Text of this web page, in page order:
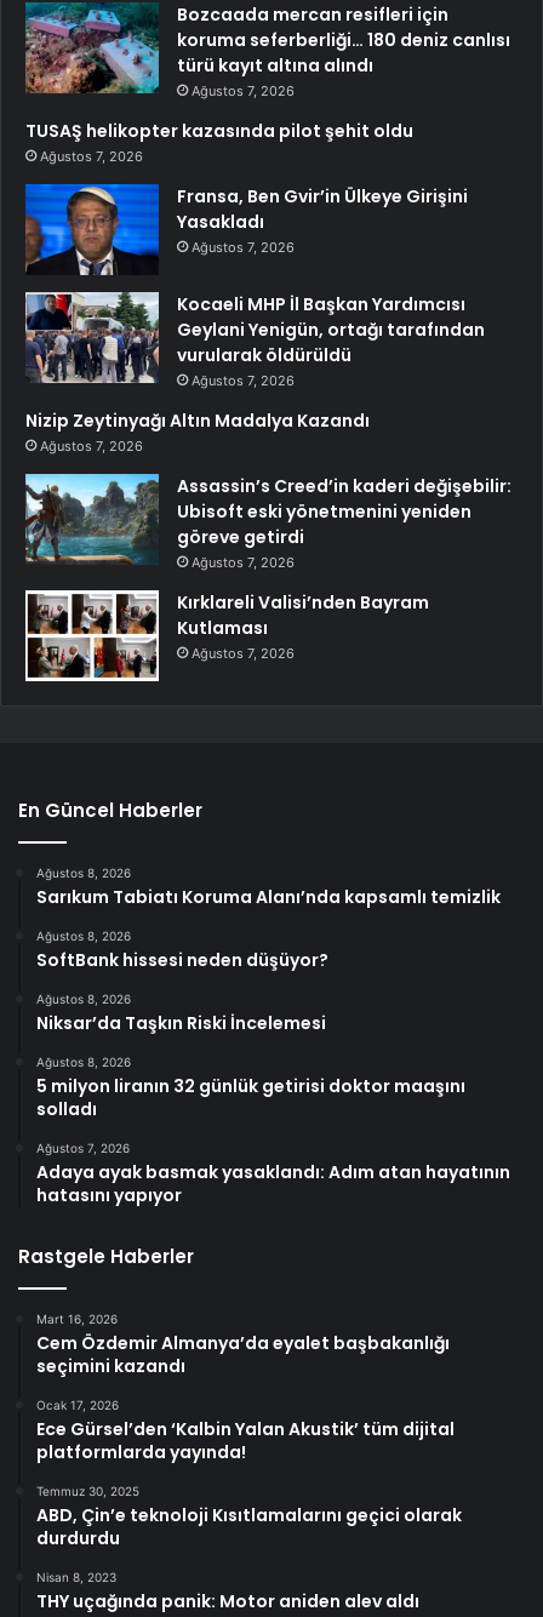
Bozcaada mercan resifleri için
koruma seferberliği… 180 deniz canlısı
türü kayıt altına alındı
Ağustos 7, 2026
TUSAŞ helikopter kazasında pilot şehit oldu
Ağustos 7, 2026
Fransa, Ben Gvir’in Ülkeye Girişini
Yasakladı
Ağustos 7, 2026
Kocaeli MHP İl Başkan Yardımcısı
Geylani Yenigün, ortağı tarafından
vurularak öldürüldü
Ağustos 7, 2026
Nizip Zeytinyağı Altın Madalya Kazandı
Ağustos 7, 2026
Assassin’s Creed’in kaderi değişebilir:
Ubisoft eski yönetmenini yeniden
göreve getirdi
Ağustos 7, 2026
Kırklareli Valisi’nden Bayram
Kutlaması
Ağustos 7, 2026
En Güncel Haberler
Ağustos 8, 2026
Sarıkum Tabiatı Koruma Alanı’nda kapsamlı temizlik
Ağustos 8, 2026
SoftBank hissesi neden düşüyor?
Ağustos 8, 2026
Niksar’da Taşkın Riski İncelemesi
Ağustos 8, 2026
5 milyon liranın 32 günlük getirisi doktor maaşını
solladı
Ağustos 7, 2026
Adaya ayak basmak yasaklandı: Adım atan hayatının
hatasını yapıyor
Rastgele Haberler
Mart 16, 2026
Cem Özdemir Almanya’da eyalet başbakanlığı
seçimini kazandı
Ocak 17, 2026
Ece Gürsel’den ‘Kalbin Yalan Akustik’ tüm dijital
platformlarda yayında!
Temmuz 30, 2025
ABD, Çin’e teknoloji Kısıtlamalarını geçici olarak
durdurdu
Nisan 8, 2023
THY uçağında panik: Motor aniden alev aldı